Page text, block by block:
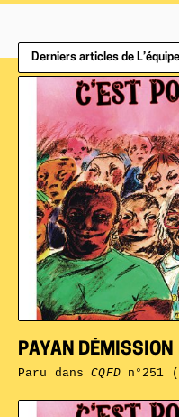
Derniers articles de
PAYAN DÉMISSION
Paru dansCQFDn°251